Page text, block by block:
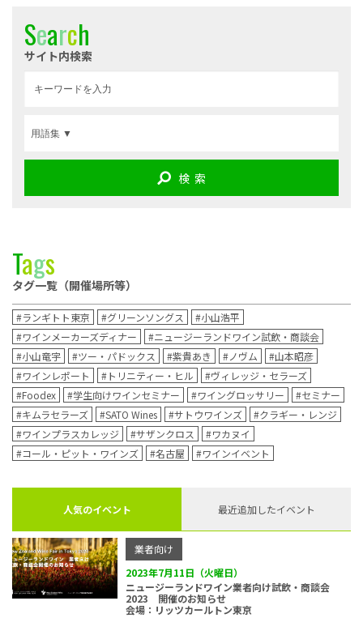
Search
サイト内検索
検 索
Tags
タグ一覧（開催場所等）
#ランギトト東京 #グリーンソングス
#小山浩平
#ワインメーカーズディナー
#ニュージーランドワイン試飲・商談会
#小山竜宇
#ツー・パドックス #紫貴あき #ノヴム
#山本昭彦
#ワインレポート
#トリニティー・ヒル
#ヴィレッジ・セラーズ
#Foodex
#学生向けワインセミナー #ワイングロッサリー
#セミナー
#キムラセラーズ
#SATO Wines #サトウワインズ
#クラギー・レンジ
#ワインプラスカレッジ
#サザンクロス
#ワカヌイ
#コール・ピット・ワインズ
#名古屋 #ワインイベント
人気のイベント 最近追加したイベント
業者向け
2023年7月11日（火曜日）
ニュージーランドワイン業者向け試飲・商談会
2023 開催のお知らせ
会場：リッツカールトン東京